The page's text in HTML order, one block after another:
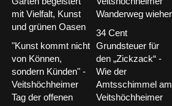
"Kunst kommt nicht
von Können,
sondern Künden" -
Veitshöchheimer
Tag der offenen
34 Cent
Grundsteuer für
den „Zickzack“ -
Wie der
Amtsschimmel am
Veitshöchheimer